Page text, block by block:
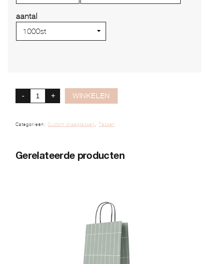
aantal
- + WINKELEN
Categorieën:Custom draagtassen , Tassen
Gerelateerde producten